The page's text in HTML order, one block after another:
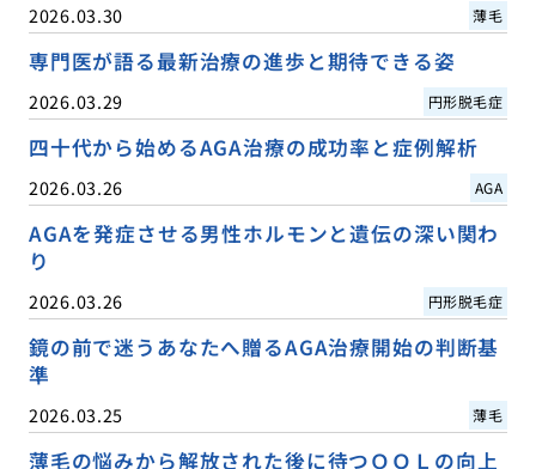
2026.03.30 薄毛
専門医が語る最新治療の進歩と期待できる姿
2026.03.29 円形脱毛症
四十代から始めるAGA治療の成功率と症例解析
2026.03.26 AGA
AGAを発症させる男性ホルモンと遺伝の深い関わ
り
2026.03.26 円形脱毛症
鏡の前で迷うあなたへ贈るAGA治療開始の判断基
準
2026.03.25 薄毛
薄毛の悩みから解放された後に待つＱＯＬの向上